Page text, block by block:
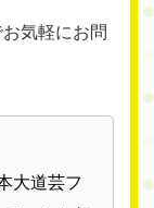
気軽にお問
大道芸フ